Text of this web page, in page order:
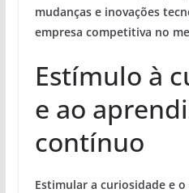
mudanças e inovações
empresa competitiva no
Estímulo à
e ao
contínuo
Estimular a curiosidadee o